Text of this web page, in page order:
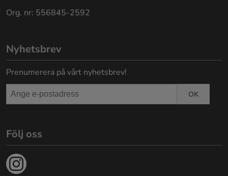
Org. nr: 556845-2592
Nyhetsbrev
Prenumerera på vårt nyhetsbrev!
OK
Följ oss